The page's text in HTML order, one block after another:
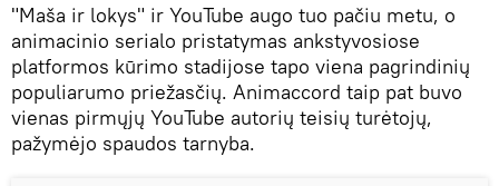
"Maša ir lokys" ir YouTube augo tuo pačiu metu, o
animacinio serialo pristatymas ankstyvosiose
platformos kūrimo stadijose tapo viena pagrindinių
populiarumo priežasčių. Animaccord taip pat buvo
vienas pirmųjų YouTube autorių teisių turėtojų,
pažymėjo spaudos tarnyba.